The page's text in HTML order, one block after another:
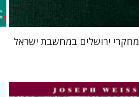
מחקרי ירושלים במחשבת ישראל